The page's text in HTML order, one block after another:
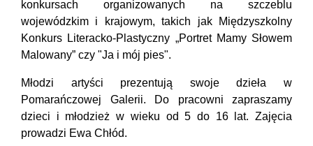
konkursach organizowanych na szczeblu
wojewódzkim i krajowym, takich jak Międzyszkolny
Konkurs Literacko-Plastyczny „Portret Mamy Słowem
Malowany” czy "Ja i mój pies".
Młodzi artyści prezentują swoje dzieła w
Pomarańczowej Galerii. Do pracowni zapraszamy
dzieci i młodzież w wieku od 5 do 16 lat. Zajęcia
prowadzi Ewa Chłód.